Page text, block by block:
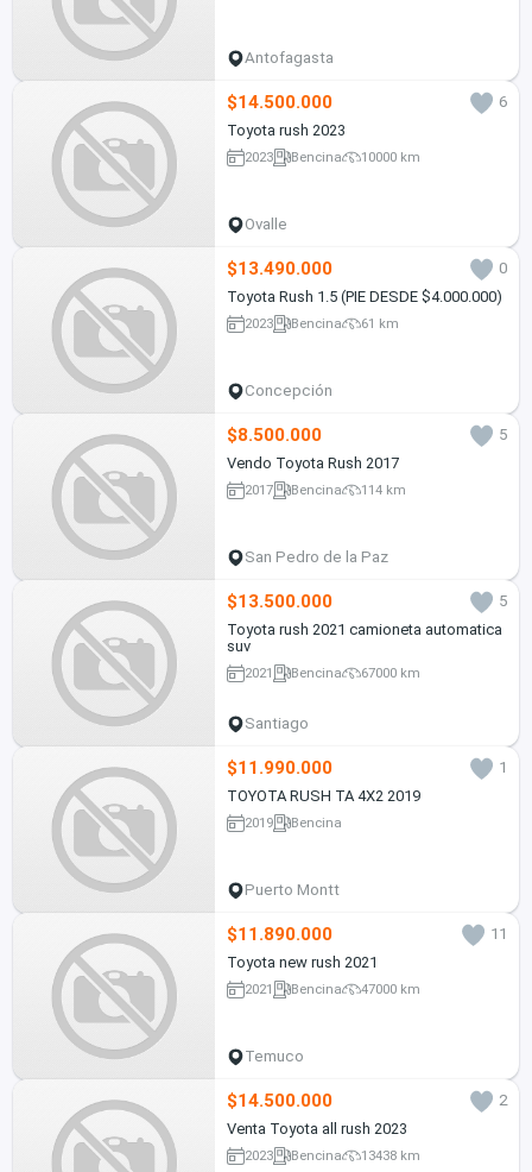
Antofagasta
$14.500.000
6
Toyota rush 2023
2023 Bencina 10000 km
Ovalle
$13.490.000
0
Toyota Rush 1.5 (PIE DESDE $4.000.000)
2023 Bencina 61 km
Concepción
$8.500.000
5
Vendo Toyota Rush 2017
2017 Bencina 114 km
San Pedro de la Paz
$13.500.000
5
Toyota rush 2021 camioneta automatica
suv
2021 Bencina 67000 km
Santiago
$11.990.000
1
TOYOTA RUSH TA 4X2 2019
2019 Bencina
Puerto Montt
$11.890.000
11
Toyota new rush 2021
2021 Bencina 47000 km
Temuco
$14.500.000
2
Venta Toyota all rush 2023
2023 Bencina 13438 km